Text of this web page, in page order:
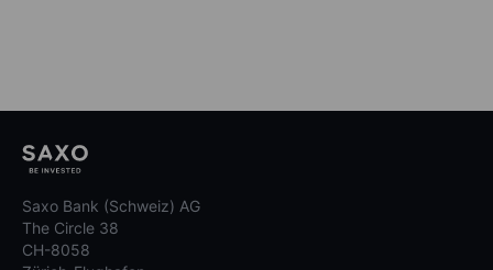
Saxo Bank (Schweiz) AG
The Circle 38
CH-8058